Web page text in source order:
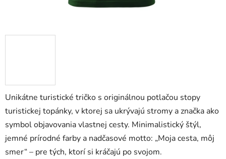
Unikátne turistické tričko s originálnou potlačou stopy
turistickej topánky, v ktorej sa ukrývajú stromy a značka ako
symbol objavovania vlastnej cesty. Minimalistický štýl,
jemné prírodné farby a nadčasové motto: „Moja cesta, môj
smer“ – pre tých, ktorí si kráčajú po svojom.